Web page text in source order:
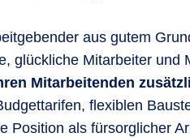
aus gutem
glückliche Mitarbeiter und
Mitarbeitenden
flexiblen
Position als fürsorglicher